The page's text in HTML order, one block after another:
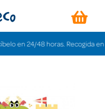
24/48 horas. Recogida en